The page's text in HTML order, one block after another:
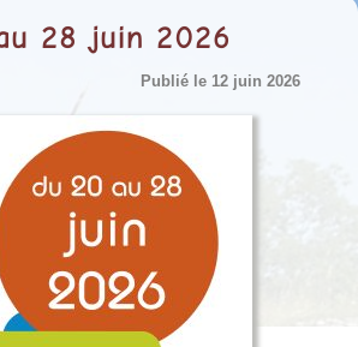
28 juin 2026
Publié le 12 juin 2026